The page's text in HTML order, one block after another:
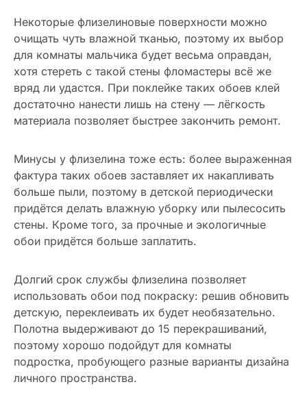
Некоторые флизелиновые поверхности можно
очищать чуть влажной тканью, поэтому их выбор
для комнаты мальчика будет весьма оправдан,
хотя стереть с такой стены фломастеры всё же
вряд ли удастся. При поклейке таких обоев клей
достаточно нанести лишь на стену — лёгкость
материала позволяет быстрее закончить ремонт.
Минусы у флизелина тоже есть: более выраженная
фактура таких обоев заставляет их накапливать
больше пыли, поэтому в детской периодически
придётся делать влажную уборку или пылесосить
стены. Кроме того, за прочные и экологичные
обои придётся больше заплатить.
Долгий срок службы флизелина позволяет
использовать обои под покраску: решив обновить
детскую, переклеивать их будет необязательно.
Полотна выдерживают до 15 перекрашиваний,
поэтому хорошо подойдут для комнаты
подростка, пробующего разные варианты дизайна
личного пространства.